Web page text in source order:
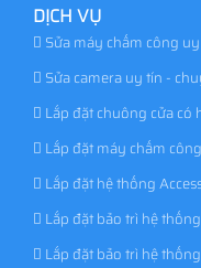
DỊCH VỤ
Sửa máy chấm công
Sửa camera uy tín -
Lắp đặt chuông cửa có
Lắp đặt máy chấm công
Lắp đặt hệ thống
Lắp đặt bảo trì hệ
Lắp đặt bảo trì hệ